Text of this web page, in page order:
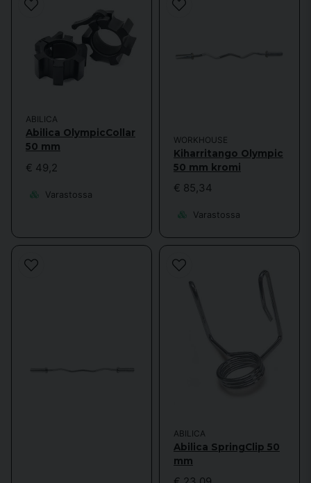
ABILICA
Abilica OlympicCollar
50 mm
€ 49,2
Varastossa
WORKHOUSE
Kiharritango Olympic
50 mm kromi
€ 85,34
Varastossa
ABILICA
Abilica SpringClip 50
mm